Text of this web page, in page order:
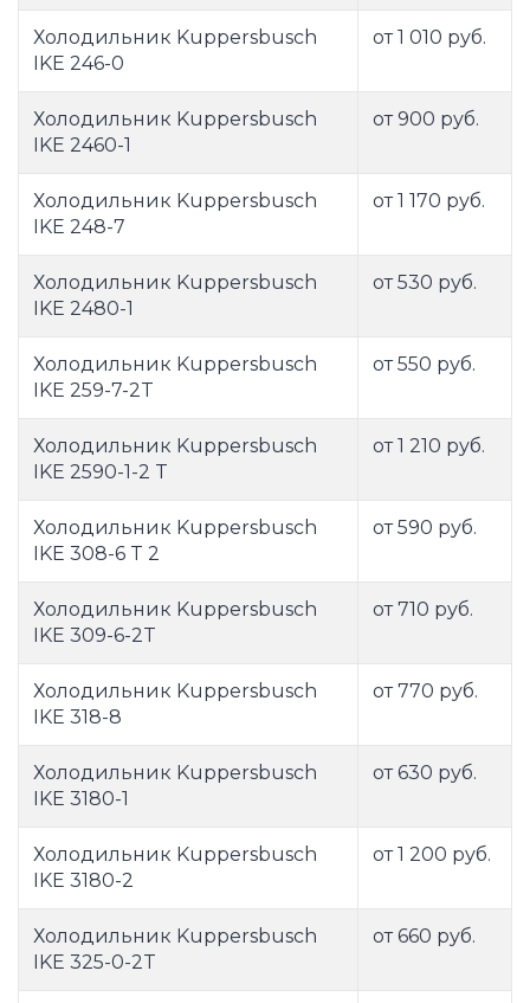
Холодильник Kuppersbusch
IKE 246-0
от 1 010 руб.
Холодильник Kuppersbusch
IKE 2460-1
от 900 руб.
Холодильник Kuppersbusch
IKE 248-7
от 1 170 руб.
Холодильник Kuppersbusch
IKE 2480-1
от 530 руб.
Холодильник Kuppersbusch
IKE 259-7-2T
от 550 руб.
Холодильник Kuppersbusch
IKE 2590-1-2 T
от 1 210 руб.
Холодильник Kuppersbusch
IKE 308-6 T 2
от 590 руб.
Холодильник Kuppersbusch
IKE 309-6-2T
от 710 руб.
Холодильник Kuppersbusch
IKE 318-8
от 770 руб.
Холодильник Kuppersbusch
IKE 3180-1
от 630 руб.
Холодильник Kuppersbusch
IKE 3180-2
от 1 200 руб.
Холодильник Kuppersbusch
IKE 325-0-2T
от 660 руб.